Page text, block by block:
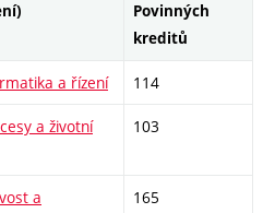
Povinných
kreditů
a řízení 114
a životní
103
a
165